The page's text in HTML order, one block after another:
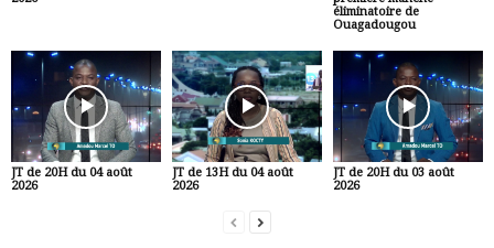
éliminatoire de
Ouagadougou
JT de 20H du 04 août
2026
JT de 13H du 04 août
2026
JT de 20H du 03 août
2026